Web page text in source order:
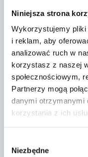
Niniejsza strona
Wykorzystujemy
i reklam, aby
analizować ruch w
korzystasz z naszej
społecznościowym,
Partnerzy mogą
danymi otrzymanymi
korzystania z ich
zgody
Niezbędne
AUDI A4